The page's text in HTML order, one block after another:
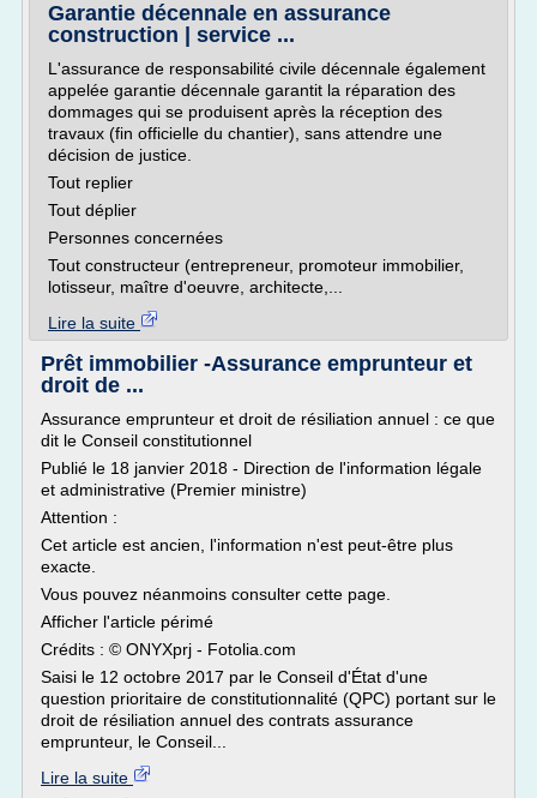
Garantie décennale en assurance
construction | service ...
L'assurance de responsabilité civile décennale également
appelée garantie décennale garantit la réparation des
dommages qui se produisent après la réception des
travaux (fin officielle du chantier), sans attendre une
décision de justice.
Tout replier
Tout déplier
Personnes concernées
Tout constructeur (entrepreneur, promoteur immobilier,
lotisseur, maître d'oeuvre, architecte,...
Lire la suite
Prêt immobilier -Assurance emprunteur et
droit de ...
Assurance emprunteur et droit de résiliation annuel : ce que
dit le Conseil constitutionnel
Publié le 18 janvier 2018 - Direction de l'information légale
et administrative (Premier ministre)
Attention :
Cet article est ancien, l'information n'est peut-être plus
exacte.
Vous pouvez néanmoins consulter cette page.
Afficher l'article périmé
Crédits : © ONYXprj - Fotolia.com
Saisi le 12 octobre 2017 par le Conseil d'État d'une
question prioritaire de constitutionnalité (QPC) portant sur le
droit de résiliation annuel des contrats assurance
emprunteur, le Conseil...
Lire la suite